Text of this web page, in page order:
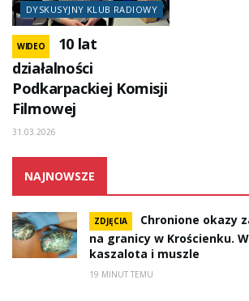
DYSKUSYJNY KLUB RADIOWY
WIDEO
10 lat
działalności
Podkarpackiej Komisji
Filmowej
31.03.2026
NAJNOWSZE
ZDJĘCIA
Chronione okazy
na granicy w Krościenku.
kaszalota i muszle
19 MINUT TEMU